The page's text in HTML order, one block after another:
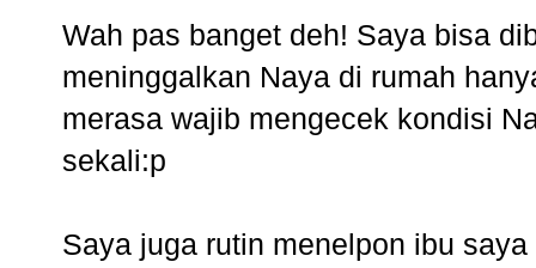
Wah pas banget deh! Saya bisa
meninggalkan Naya di rumah
merasa wajib mengecek kondisi
sekali:p
Saya juga rutin menelpon ibu